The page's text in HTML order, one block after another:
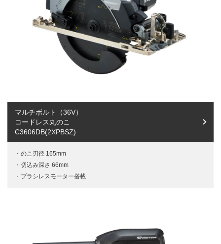
マルチボルト（36V）
コードレス丸のこ
C3606DB(2XPBSZ)
のこ刃径 165mm
切込み深さ 66mm
ブラシレスモーター搭載